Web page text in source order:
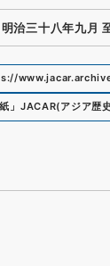
明治三十八年九月
」 JACAR(アジア歴